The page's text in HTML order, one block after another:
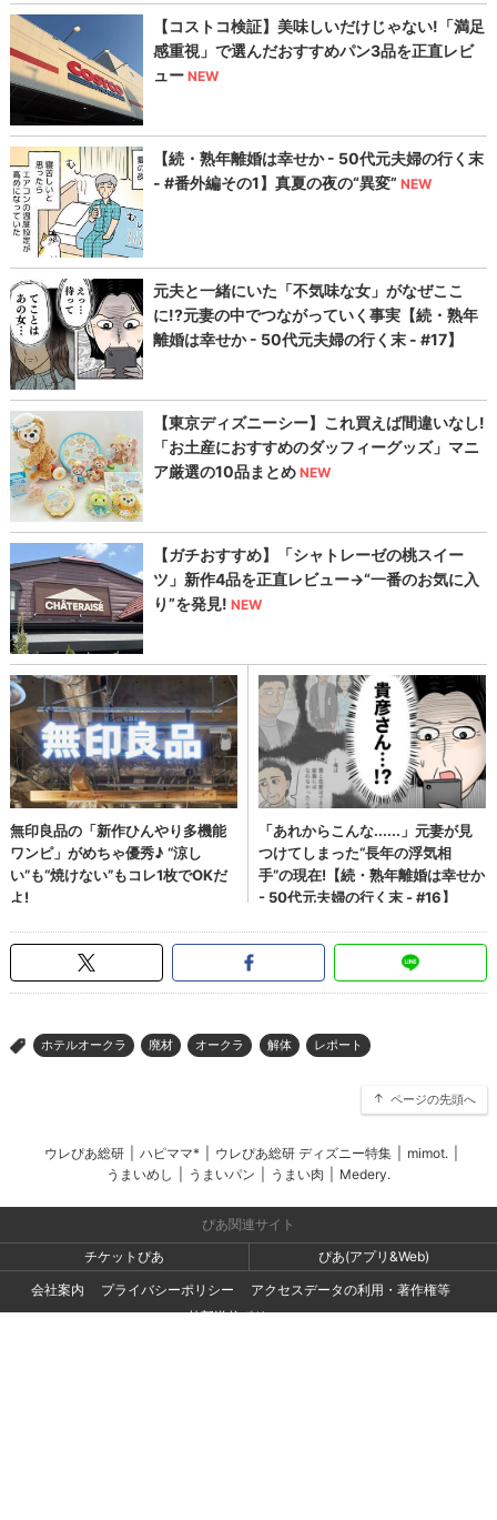
> ホテルオークラ 廃材 オークラ 解体 レポート
ページの先頭へ
ウレぴあ総研 ハピママ* ウレぴあ総研 ディズニー特集 mimot.
うまいめし
うまいパン うまい肉 Medery.
ぴあ関連サイト
チケットぴあ
ぴあ(アプリ&Web)
会社案内
プライバシーポリシー
アクセスデータの利用・著作権等
外部送信ポリシー